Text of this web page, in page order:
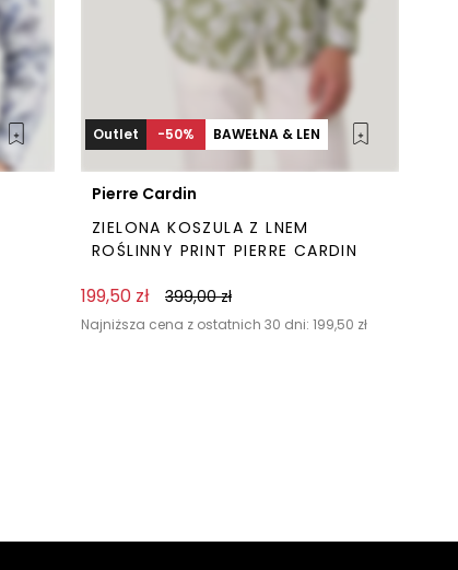
Outlet -50% BAWEŁNA & LEN
Pierre Cardin
ZIELONA KOSZULA Z LNEM
ROŚLINNY PRINT PIERRE CARDIN
199,50 zł 399,00zł
Najniższa cena z ostatnich 30 dni: 199,50 zł